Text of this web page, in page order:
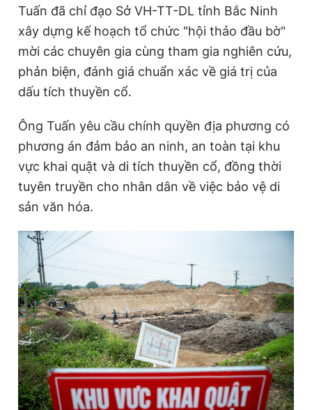
Tuấn đã chỉ đạo Sở VH-TT-DL tỉnh Bắc Ninh
xây dựng kế hoạch tổ chức "hội thảo đầu bờ"
mời các chuyên gia cùng tham gia nghiên cứu,
phản biện, đánh giá chuẩn xác về giá trị của
dấu tích thuyền cổ.
Ông Tuấn yêu cầu chính quyền địa phương có
phương án đảm bảo an ninh, an toàn tại khu
vực khai quật và di tích thuyền cổ, đồng thời
tuyên truyền cho nhân dân về việc bảo vệ di
sản văn hóa.